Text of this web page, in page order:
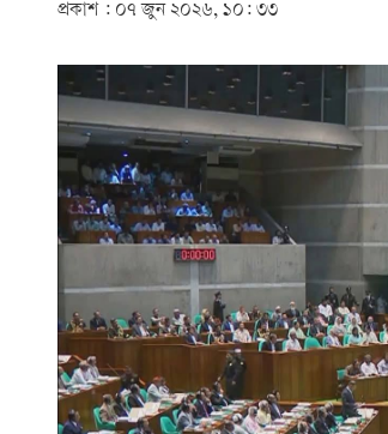
প্রকাশ : ০৭ জুন ২০২৬, ১০: ৩৩